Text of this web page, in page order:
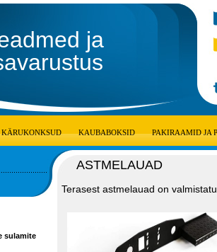
ja
KÄRUKONKSUD KAUBABOKSID PAKIRAAMID JA
sulamite
ASTMELAUAD
Terasest astmelauad on